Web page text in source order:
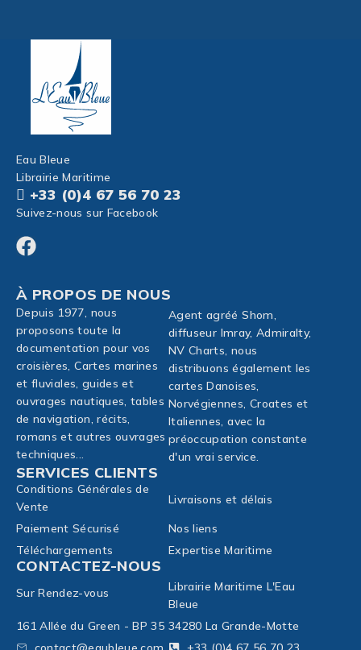
Eau Bleue
Librairie Maritime
+33 (0)4 67 56 70 23
Suivez-nous sur Facebook
À PROPOS DE NOUS
Depuis 1977, nous
proposons toute la
documentation pour vos
croisières, Cartes marines
et fluviales, guides et
ouvrages nautiques, tables
de navigation, récits,
romans et autres ouvrages
techniques...
Agent agréé Shom,
diffuseur Imray, Admiralty,
NV Charts, nous
distribuons également les
cartes Danoises,
Norvégiennes, Croates et
Italiennes, avec la
préoccupation constante
d'un vrai service.
SERVICES CLIENTS
Conditions Générales de
Vente
Livraisons et délais
Paiement Sécurisé
Nos liens
Téléchargements
Expertise Maritime
CONTACTEZ-NOUS
Sur Rendez-vous
Librairie Maritime L'Eau
Bleue
161 Allée du Green - BP 35 34280 La Grande-Motte